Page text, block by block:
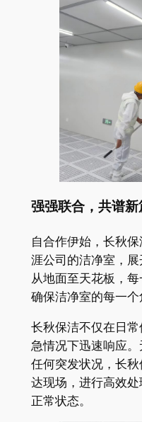
强强联合，共谱新
自合作伊始，长秋
涯公司的洁净室，展
从地面至天花板，
确保洁净室的每一个
长秋保洁不仅在日
急情况下迅速响应
任何突发状况，长
达现场，进行高效
正常状态。